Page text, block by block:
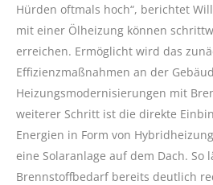
Hürden oftmals hoch“, berichtet
mit einer Ölheizung können
erreichen. Ermöglicht wird das
Effizienzmaßnahmen an der
Heizungsmodernisierungen mit
weiterer Schritt ist die direkte
Energien in Form von
eine Solaranlage auf dem Dach. So
Brennstoffbedarf bereits deutlich